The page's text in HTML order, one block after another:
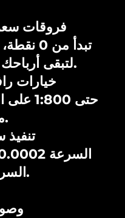
فروقات
لتبقى أرباحك دون أن تلتهمها الرسوم.
خيارات
حتى
متدرجة للكميات الكبيرة.
السريعة في الوقت الحقيقي.